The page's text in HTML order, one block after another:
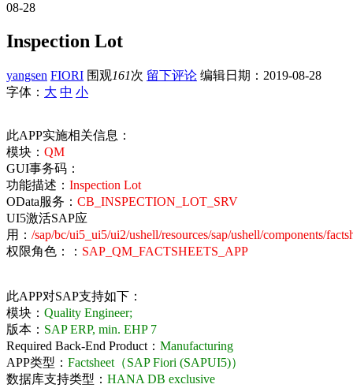
08-28
Inspection Lot
yangsen FIORI 围观161次 留下评论 编辑日期： 2019-08-28
字体： 大 中 小
此APP实施相关信息：
模块： QM
GUI事务码：
功能描述： Inspection Lot
OData服务： CB_INSPECTION_LOT_SRV
UI5激活SAP应
用： /sap/bc/ui5_ui5/ui2/ushell/resources/sap/ushell/components/
权限角色：： SAP_QM_FACTSHEETS_APP
此APP对SAP支持如下：
模块： Quality Engineer;
版本： SAP ERP, min. EHP 7
Required Back-End Product： Manufacturing
APP类型： Factsheet（SAP Fiori (SAPUI5)）
数据库支持类型： HANA DB exclusive